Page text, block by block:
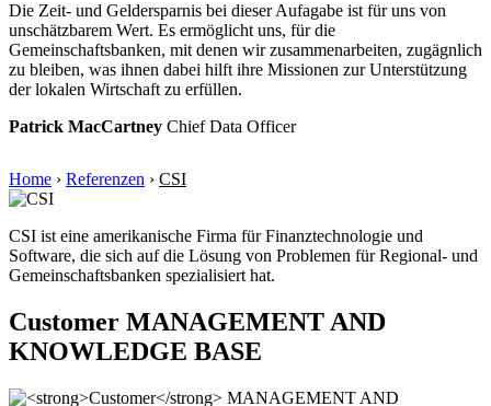
Die Zeit- und Geldersparnis bei dieser Aufagabe ist für uns von
unschätzbarem Wert. Es ermöglicht uns, für die
Gemeinschaftsbanken, mit denen wir zusammenarbeiten, zugägnlich
zu bleiben, was ihnen dabei hilft ihre Missionen zur Unterstützung
der lokalen Wirtschaft zu erfüllen.
Patrick MacCartney Chief Data Officer
Home › Referenzen › CSI
CSI ist eine amerikanische Firma für Finanztechnologie und
Software, die sich auf die Lösung von Problemen für Regional- und
Gemeinschaftsbanken spezialisiert hat.
Customer MANAGEMENT AND
KNOWLEDGE BASE